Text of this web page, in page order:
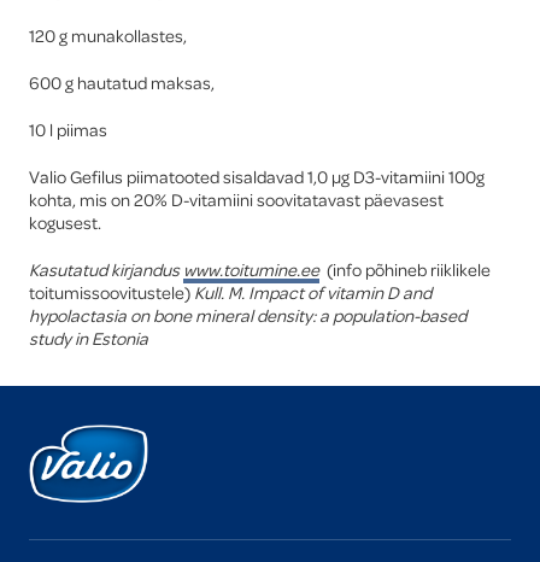
120 g munakollastes,
600 g hautatud maksas,
10 l piimas
Valio Gefilus piimatooted sisaldavad 1,0 µg D3-vitamiini 100g
kohta, mis on 20% D-vitamiini soovitatavast päevasest
kogusest.
Kasutatud kirjandus www.toitumine.ee(info põhineb riiklikele
toitumissoovitustele) Kull. M. Impact of vitamin D and
hypolactasia on bone mineral density: a population-based
study in Estonia